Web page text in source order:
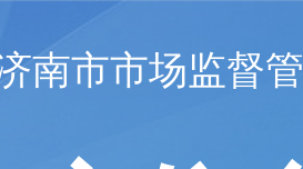
南市市场监督